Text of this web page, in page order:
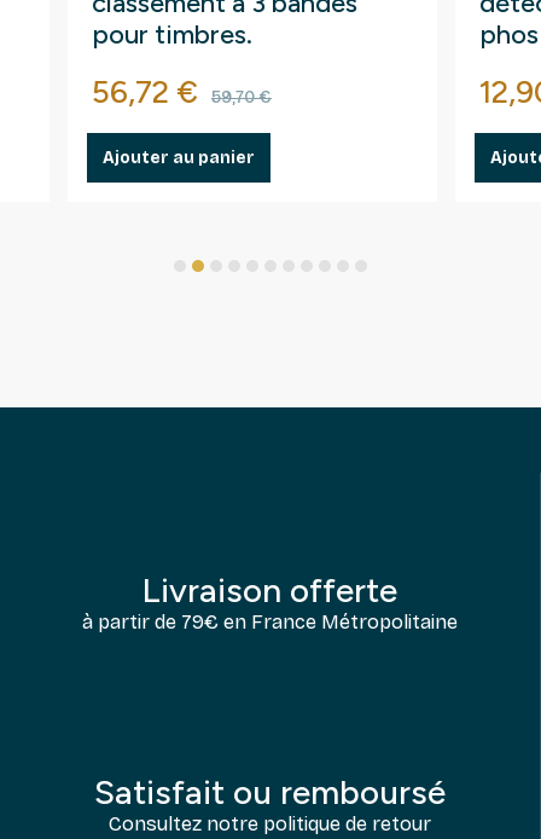
pour timbres.
Prix
56,72 € Prix de base
59,70 €
Ajouter au panier
Prix
Livraison offerte
à partir de 79€ en France Métropolitaine
Satisfait ou remboursé
Consultez notre politique de retour